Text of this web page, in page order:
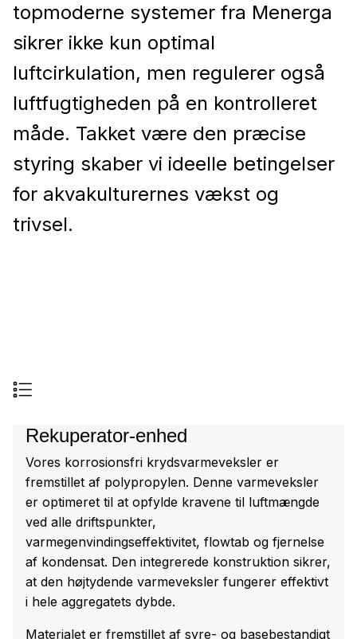
topmoderne systemer fra Menerga
sikrer ikke kun optimal
luftcirkulation, men regulerer også
luftfugtigheden på en kontrolleret
måde. Takket være den præcise
styring skaber vi ideelle betingelser
for akvakulturernes vækst og
trivsel.
Rekuperator-enhed
Vores korrosionsfri krydsvarmeveksler er
fremstillet af polypropylen. Denne varmeveksler
er optimeret til at opfylde kravene til luftmængde
ved alle driftspunkter,
varmegenvindingseffektivitet, flowtab og fjernelse
af kondensat. Den integrerede konstruktion sikrer,
at den højtydende varmeveksler fungerer effektivt
i hele aggregatets dybde.
Materialet er fremstillet af syre- og basebestandigt